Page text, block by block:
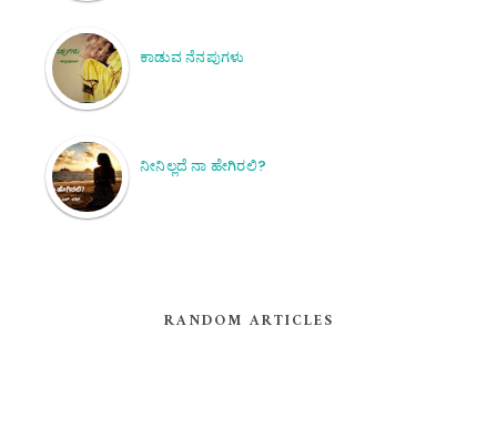
ಕಾಡುವ ನೆನಪುಗಳು
ನೀನಿಲ್ಲದೆ ನಾ ಹೇಗಿರಲಿ?
RANDOM ARTICLES